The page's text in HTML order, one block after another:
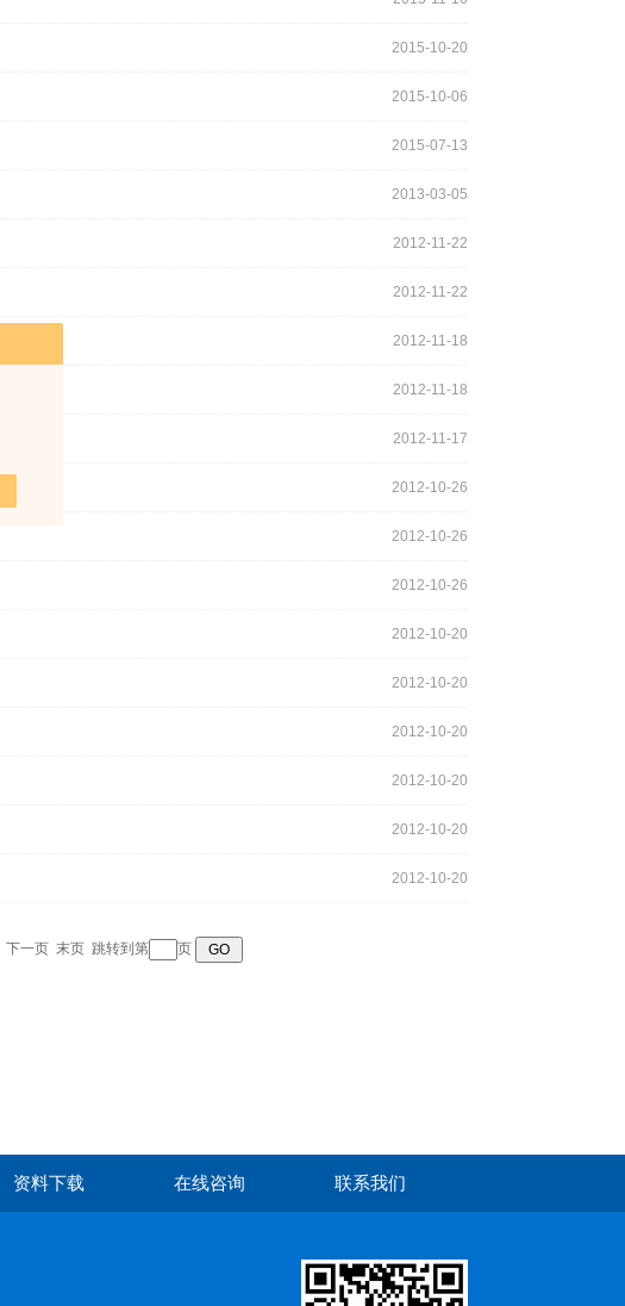
2015-10-20
2015-10-06
2015-07-13
2013-03-05
2012-11-22
2012-11-22
2012-11-18
2012-11-18
2012-11-17
2012-10-26
2012-10-26
2012-10-26
2012-10-20
2012-10-20
2012-10-20
2012-10-20
2012-10-20
2012-10-20
下一页 末页 跳转到第 页
资料下载 在线咨询 联系我们